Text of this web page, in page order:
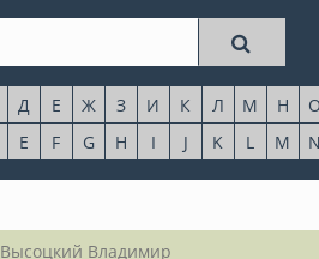
Д Е Ж З И К Л М Н О
E F G H I J K L M N
Высоцкий Владимир